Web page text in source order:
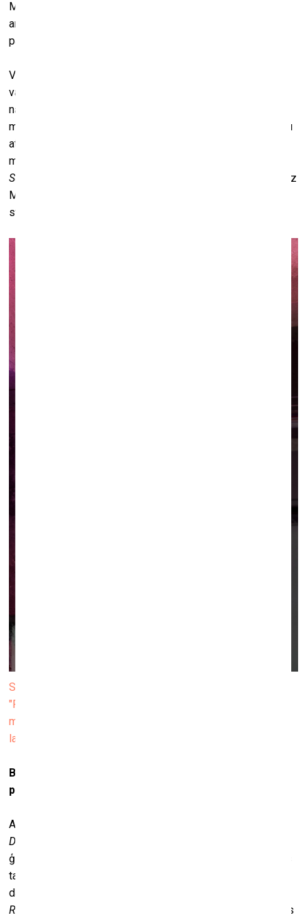
Marseļas ziepēm un turienes saulrietiem. Un visā būtisks
arī zūdamības aspekts. Ūdens ziepes izkausē, un tās
pazūd. Tieši tāpat kā saulriets.
Vēl svarīgi, ka ziepes vizuāli atgādina stiklu – izdomāju, ka
var kausēt ziepes, liet tās un izskatīsies kā stikls. Mušas
nāca prātā kaut kā automātiski. Man studijā mētājās dažas
mušas, un viss saslēdzās kopā. Francijā es mušas nevarēju
atrast. Aizbraucot uz turieni, pamanīju, ka nekur nav, arī
makšķernieku veikalos neatradu. Kad uzstādīju darbu
Survival Kit
, tur bija daudz mušu. Visas savācu un aizvedu uz
Marseļu. Tur lēju ziepes franču mākslinieka Antuāna Nesi
studijā, ar kuru kopā veidojām to
Septiņi iemesli, kāpēc veltīt laiku saulrietiem, izstāde
"Freedom of Sleep", Fiminco Foundation, 2021. Ziepes,
mušas no Latvijas, plastmasa, metāls, pigmenti, stieples,
lampa
Bet betons? Tieši tas ir materiāls, kas pirmais nāk
prātā, domājot par taviem darbiem.
Ar betonu sāku strādāt Amsterdamā, uzturoties rezidencē
De Atelieres
ģipsi.
tai telpā neizskatīsies pārāk labi. Viss notika kaut kā
dabiski. Nedomājot. Pēc tam mani sāka dēvēt par
Russian woman
). Kopumā, šķiet, visa sākumpunkts